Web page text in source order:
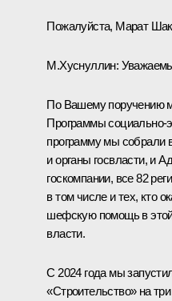
Пожалуйста, Марат
М.Хуснуллин:
По Вашему поручению
Программы социально-
программу мы собрали
и органы госвласти, и
госкомпании, все 82
в том числе и тех, кто
шефскую помощь в
власти.
С 2024 года мы
«Строительство» на